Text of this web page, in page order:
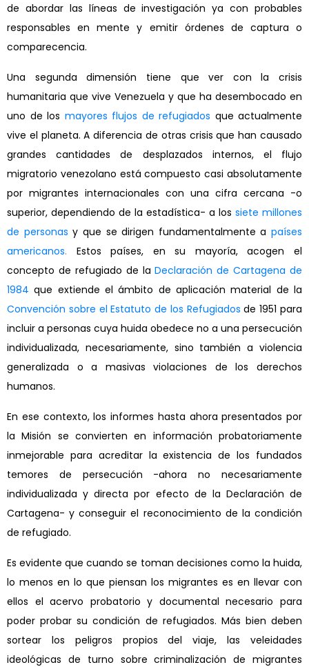
de abordar las líneas de investigación ya con probables
responsables en mente y emitir órdenes de captura o
comparecencia.
Una segunda dimensión tiene que ver con la crisis
humanitaria que vive Venezuela y que ha desembocado en
uno de los mayores flujos de refugiados que actualmente
vive el planeta. A diferencia de otras crisis que han causado
grandes cantidades de desplazados internos, el flujo
migratorio venezolano está compuesto casi absolutamente
por migrantes internacionales con una cifra cercana -o
superior, dependiendo de la estadística- a los siete millones
de personas y que se dirigen fundamentalmente a países
americanos. Estos países, en su mayoría, acogen el
concepto de refugiado de la Declaración de Cartagena de
1984 que extiende el ámbito de aplicación material de la
Convención sobre el Estatuto de los Refugiados de 1951 para
incluir a personas cuya huida obedece no a una persecución
individualizada, necesariamente, sino también a violencia
generalizada o a masivas violaciones de los derechos
humanos.
En ese contexto, los informes hasta ahora presentados por
la Misión se convierten en información probatoriamente
inmejorable para acreditar la existencia de los fundados
temores de persecución -ahora no necesariamente
individualizada y directa por efecto de la Declaración de
Cartagena- y conseguir el reconocimiento de la condición
de refugiado.
Es evidente que cuando se toman decisiones como la huida,
lo menos en lo que piensan los migrantes es en llevar con
ellos el acervo probatorio y documental necesario para
poder probar su condición de refugiados. Más bien deben
sortear los peligros propios del viaje, las veleidades
ideológicas de turno sobre criminalización de migrantes